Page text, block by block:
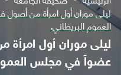
ليلى موران أول امرأة من
العموم البريطاني.
ليلى موران أول
عضواً في مجلس